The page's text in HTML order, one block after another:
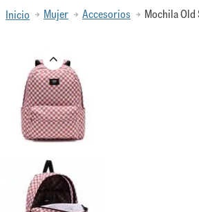
Mujer Accesorios Mochila Old